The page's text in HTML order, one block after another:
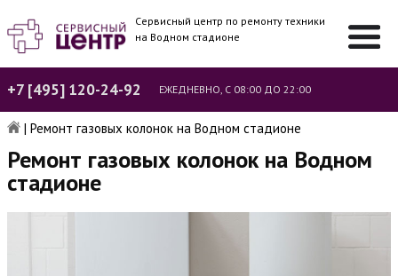
Сервисный центр по ремонту техники
на Водном стадионе
+7 [495] 120-24-92 ЕЖЕДНЕВНО, С 08:00 ДО 22:00
| Ремонт газовых колонок на Водном стадионе
Ремонт газовых колонок на Водном
стадионе